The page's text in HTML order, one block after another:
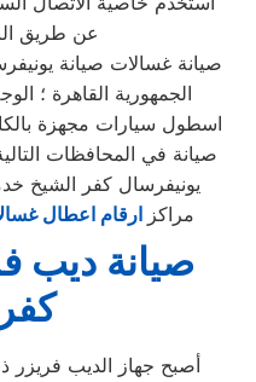
عن طريق
صيانة غسالات صيانة
الجمهورية القاهرة ؛
اسطول سيارات مجهزة
صيانة في المحافظات
يونيفرسال كفر الشيخ
مراكز ارقام اعطال
صيانة ديب
أصبح جهاز الديب فريزر